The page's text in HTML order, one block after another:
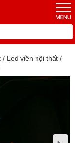
/ Led viền nội thất /